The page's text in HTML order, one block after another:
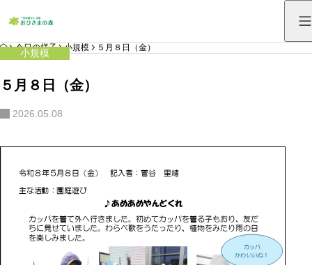
HOME
今日の様子 小規模 ５月８日（金）
小規模
５月８日（金）
2026.05.08